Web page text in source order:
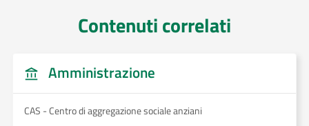
Contenuti correlati
Amministrazione
CAS - Centro di aggregazione sociale anziani